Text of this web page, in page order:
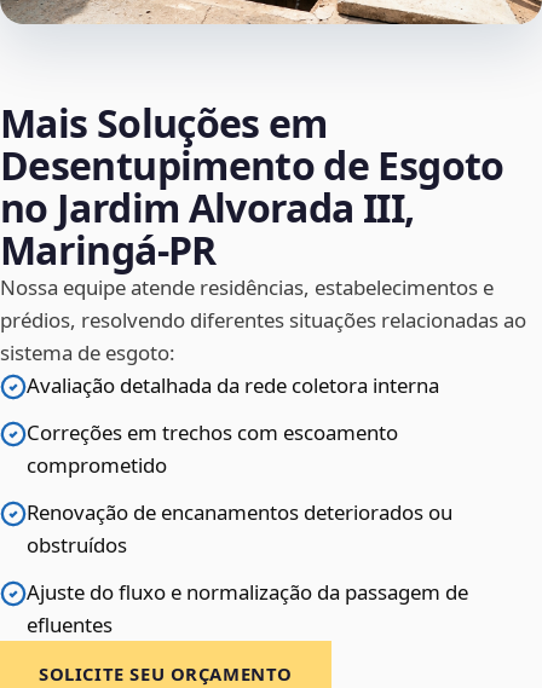
Mais Soluções em
Desentupimento de Esgoto
no Jardim Alvorada III,
Maringá‑PR
Nossa equipe atende residências, estabelecimentos e
prédios, resolvendo diferentes situações relacionadas ao
sistema de esgoto:
Avaliação detalhada da rede coletora interna
Correções em trechos com escoamento
comprometido
Renovação de encanamentos deteriorados ou
obstruídos
Ajuste do fluxo e normalização da passagem de
efluentes
SOLICITE SEU ORÇAMENTO